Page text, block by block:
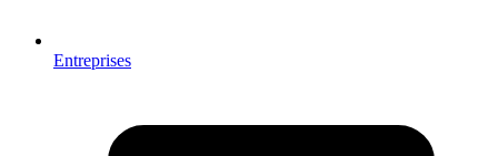
Entreprises